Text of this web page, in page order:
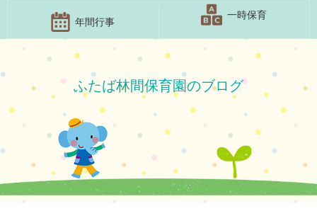
年間行事
一時保育
ふたば林間保育園のブログ